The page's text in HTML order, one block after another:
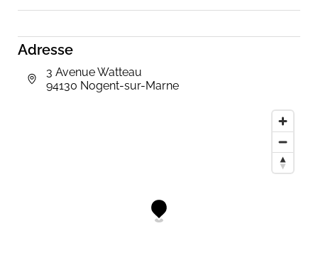
Adresse
3 Avenue Watteau
94130 Nogent-sur-Marne